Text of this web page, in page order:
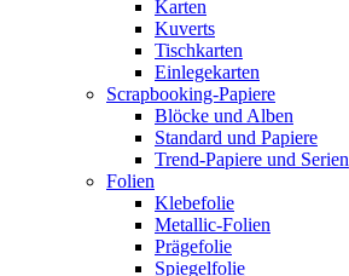
Karten
Kuverts
Tischkarten
Einlegekarten
Scrapbooking-Papiere
Blöcke und Alben
Standard und Papiere
Trend-Papiere und Serien
Folien
Klebefolie
Metallic-Folien
Prägefolie
Spiegelfolie